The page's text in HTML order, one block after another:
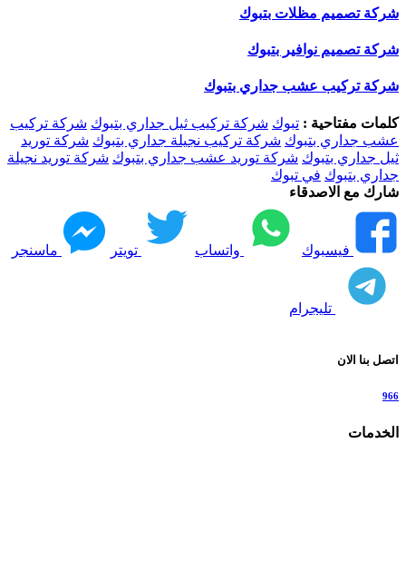
شركة تصميم مظلات بتبوك
شركة تصميم نوافير بتبوك
شركة تركيب عشب جداري بتبوك
كلمات مفتاحية : تبوك شركة تركيب ثيل جداري بتبوك شركة تركيب
عشب جداري بتبوك شركة تركيب نجيلة جداري بتبوك شركة توريد
ثيل جداري بتبوك شركة توريد عشب جداري بتبوك شركة توريد نجيلة
جداري بتبوك في تبوك
شارك مع الاصدقاء
فيسبوك واتساب تويتر ماسنجر
تليجرام
اتصل بنا الان
966
الخدمات